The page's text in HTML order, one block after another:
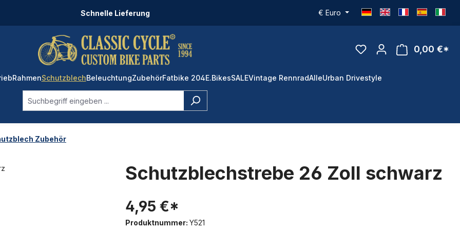
Schnelle Lieferung € Euro
0,00 €*
RahmenSchutzblechBeleuchtungZubehörFatbike 204E.BikesSALEVintage RennradAlleUrban Drivestyle
Zubehör
Schutzblechstrebe 26 Zoll schwarz
4,95 €*
Produktnummer: Y521